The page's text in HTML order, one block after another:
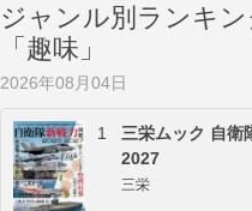
ジャンル別ランキ
「趣味」
2026年08月04日
1
三栄ムック 自衛
2027
三栄